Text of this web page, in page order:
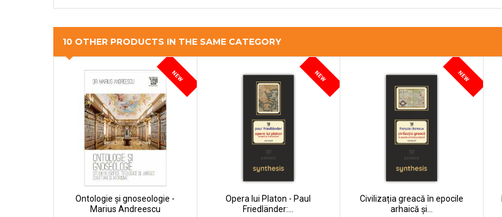
10 OTHER PRODUCTS IN THE SAME CATEGORY
NEW
Ontologie și gnoseologie -
Marius Andreescu
NEW
Opera lui Platon - Paul
Friedländer:...
NEW
Civilizația greacă în epocile
arhaică și...